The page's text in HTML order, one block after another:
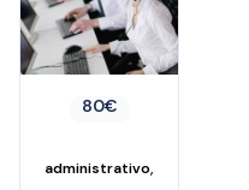
80€
administrativo,